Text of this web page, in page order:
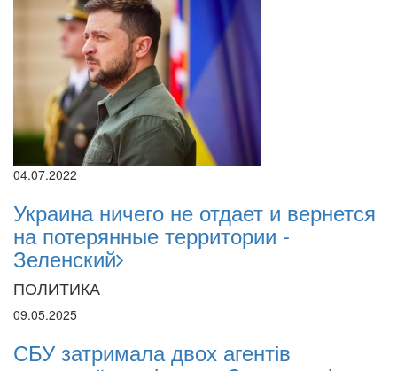
04.07.2022
Украина ничего не отдает и вернется
на потерянные территории -
Зеленский
ПОЛИТИКА
09.05.2025
СБУ затримала двох агентів